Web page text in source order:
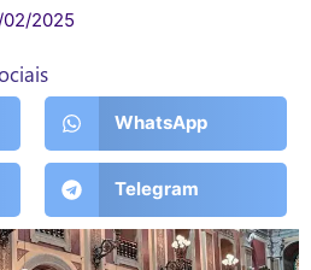
2025
WhatsApp
Telegram